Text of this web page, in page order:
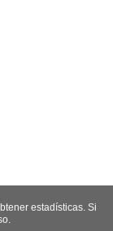
estadísticas. Si